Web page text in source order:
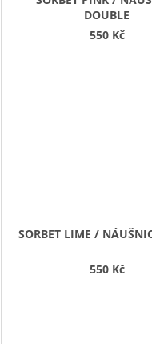
DOUBLE
550 Kč
SORBET LIME /
550 Kč